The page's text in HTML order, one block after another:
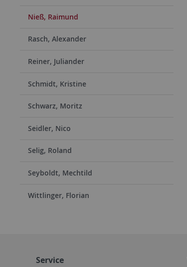
Nieß, Raimund
Rasch, Alexander
Reiner, Juliander
Schmidt, Kristine
Schwarz, Moritz
Seidler, Nico
Selig, Roland
Seyboldt, Mechtild
Wittlinger, Florian
Service